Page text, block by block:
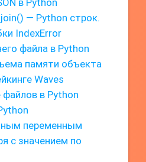
в Python
— Python строк.
IndexError
файла в Python
памяти объекта
Waves
в Python
переменным
с значением по